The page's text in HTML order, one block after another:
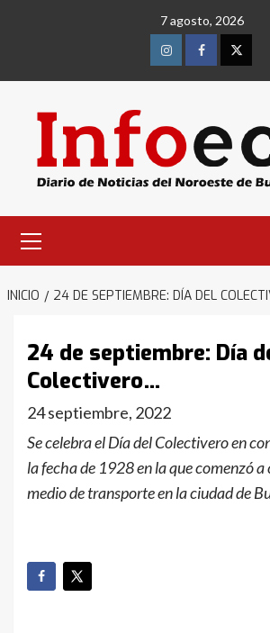
7 agosto, 2026
InstagramFacebookTwitter
primario
INICIO 24 DE SEPTIEMBRE: DÍA DEL
24 de septiembre: Día
Colectivero…
24 septiembre, 2022
Se celebra el Día del Colectivero en
la fecha de 1928 en la que comenzó a
medio de transporte en la ciudad de